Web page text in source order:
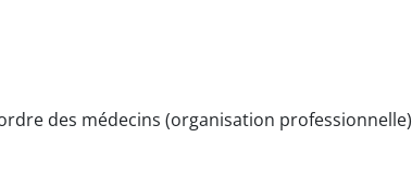
des médecins (organisation professionnelle)